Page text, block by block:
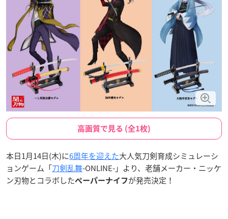
高画質で見る (全1枚)
本日1月14日(木)に6周年を迎えた大人気刀剣育成シミュレーシ
ョンゲーム「刀剣乱舞-ONLINE-」より、老舗メーカー・ニッケ
ン刃物とコラボしたペーパーナイフが発売決定！